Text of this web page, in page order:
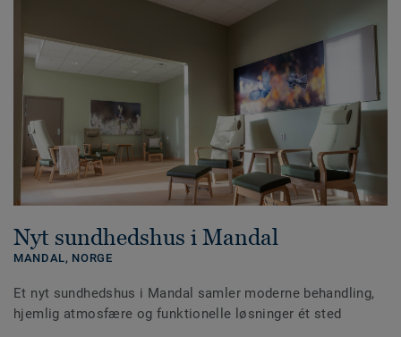
Nyt sundhedshus i Mandal
MANDAL, NORGE
Et nyt sundhedshus i Mandal samler moderne behandling,
hjemlig atmosfære og funktionelle løsninger ét sted